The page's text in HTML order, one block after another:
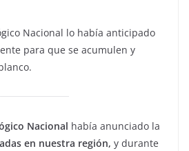
Nacional lo había anticipado
para que se acumulen y
Nacional había anunciado la
en nuestra región, y durante